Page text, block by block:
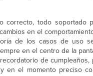
correcto, todo soportado
en el
de los casos de uso
en el centro de la
de
en el momento preciso